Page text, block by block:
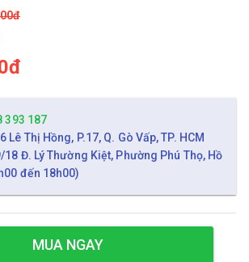
393 187
Lê Thị Hồng, P.17, Q. Gò Vấp, TP. HCM
18 Đ. Lý Thường Kiệt, Phường Phú Thọ, Hồ
đến 18h00)
MUA NGAY